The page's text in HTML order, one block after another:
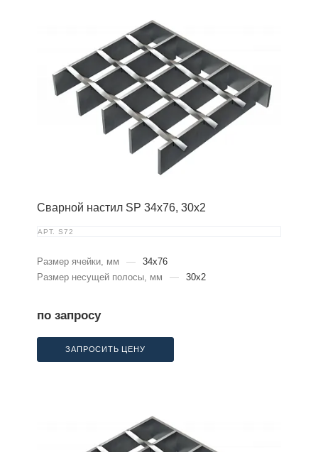
Сварной настил SP 34х76, 30х2
АРТ. S72
Размер ячейки, мм —
34x76
Размер несущей полосы, мм
— 30x2
по запросу
ЗАПРОСИТЬ ЦЕНУ